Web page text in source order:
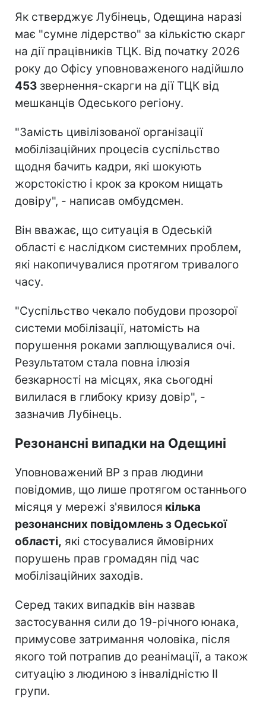
Як стверджує Лубінець, Одещина наразі
має "сумне лідерство" за кількістю скарг
на дії працівників ТЦК. Від початку 2026
року до Офісу уповноваженого надійшло
453 звернення-скарги на дії ТЦК від
мешканців Одеського регіону.
"Замість цивілізованої організації
мобілізаційних процесів суспільство
щодня бачить кадри, які шокують
жорстокістю і крок за кроком нищать
довіру", - написав омбудсмен.
Він вважає, що ситуація в Одеській
області є наслідком системних проблем,
які накопичувалися протягом тривалого
часу.
"Суспільство чекало побудови прозорої
системи мобілізації, натомість на
порушення роками заплющувалися очі.
Результатом стала повна ілюзія
безкарності на місцях, яка сьогодні
вилилася в глибоку кризу довір", -
зазначив Лубінець.
Резонансні випадки на Одещині
Уповноважений ВР з прав людини
повідомив, що лише протягом останнього
місяця у мережі з'явилося кілька
резонансних повідомлень з Одеської
області, які стосувалися ймовірних
порушень прав громадян під час
мобілізаційних заходів.
Серед таких випадків він назвав
застосування сили до 19-річного юнака,
примусове затримання чоловіка, після
якого той потрапив до реанімації, а також
ситуацію з людиною з інвалідністю II
групи.